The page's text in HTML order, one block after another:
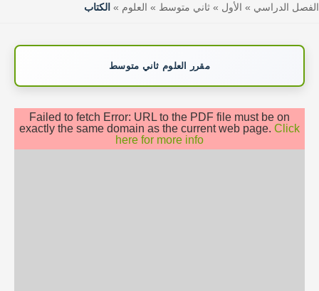
الفصل الدراسي » الأول » ثاني متوسط » العلوم » الكتاب
مقرر العلوم ثاني متوسط
Failed to fetch Error: URL to the PDF file must be on
exactly the same domain as the current web page. Click
here for more info